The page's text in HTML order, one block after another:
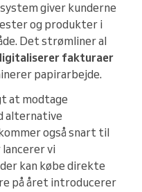
giver kunderne
og produkter i
Det strømliner al
fakturaer
papirarbejde.
at modtage
alternative
også snart til
vi
kan købe direkte
på året introducerer